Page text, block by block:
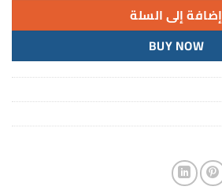
إضافة إلى السلة
BUY NOW